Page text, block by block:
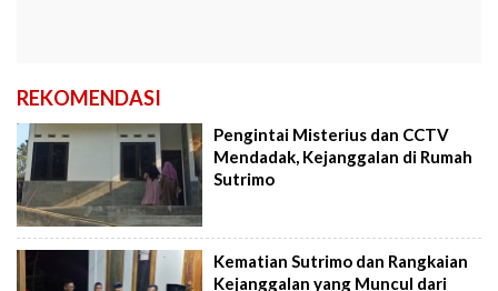
REKOMENDASI
Pengintai Misterius dan CCTV
Mendadak, Kejanggalan di Rumah
Sutrimo
Kematian Sutrimo dan Rangkaian
Kejanggalan yang Muncul dari